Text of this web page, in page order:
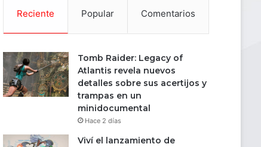
Reciente Popular Comentarios
Tomb Raider: Legacy of
Atlantis revela nuevos
detalles sobre sus acertijos y
trampas en un
minidocumental
Hace 2 días
Viví el lanzamiento de